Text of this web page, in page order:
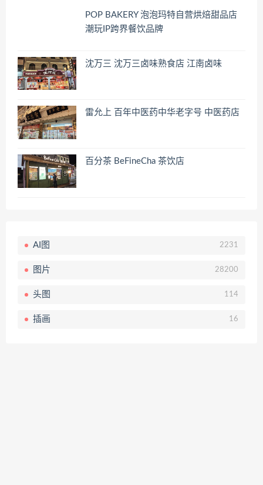
POP BAKERY 泡泡玛特自营烘焙甜品店
潮玩IP跨界餐饮品牌
沈万三 沈万三卤味熟食店 江南卤味
雷允上 百年中医药中华老字号 中医药店
百分茶 BeFineCha 茶饮店
AI图 2231
图片 28200
头图 114
插画 16